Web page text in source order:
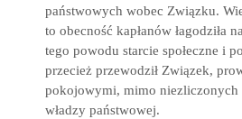
państwowych wobec Związku.
to obecność kapłanów łagodziła
tego powodu starcie społeczne i
przecież przewodził Związek,
pokojowymi, mimo niezliczonych
władzy państwowej.